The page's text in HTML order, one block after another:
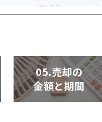
05.売却の
金額と期間